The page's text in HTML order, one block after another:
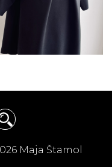
Maja Štamol